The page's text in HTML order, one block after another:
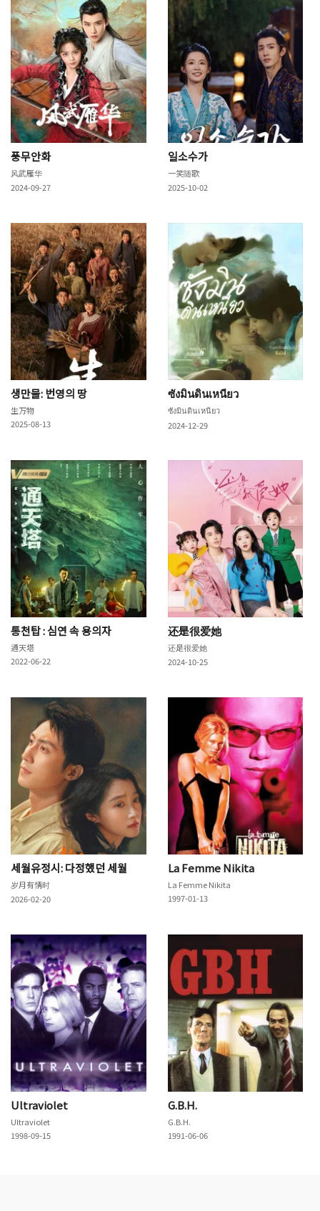
풍무안화
风武雁华
2024-09-27
일소수가
一笑随歌
2025-10-02
생만물: 번영의 땅
生万物
2025-08-13
ซังมินดินเหนียว
ซังมินดินเหนียว
2024-12-29
통천탑 : 심연 속 용의자
通天塔
2022-06-22
还是很爱她
还是很爱她
2024-10-25
세월유정시: 다정했던 세월
岁月有情时
2026-02-20
La Femme Nikita
La Femme Nikita
1997-01-13
Ultraviolet
Ultraviolet
1998-09-15
G.B.H.
G.B.H.
1991-06-06